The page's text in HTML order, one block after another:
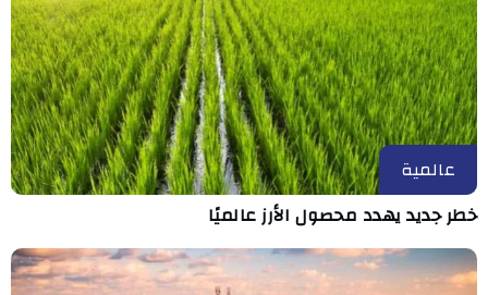
عالمية
خطر جديد يهدد محصول الأرز عالميًا